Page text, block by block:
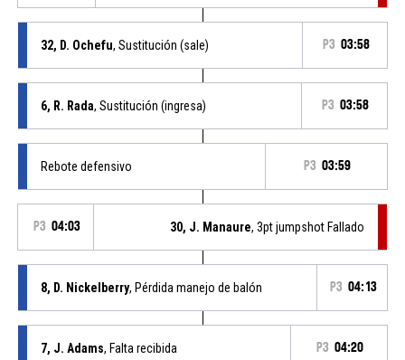
32, D. Ochefu, Sustitución (sale) P3 03:58
6, R. Rada, Sustitución (ingresa) P3 03:58
Rebote defensivo P3 03:59
P3 04:03 30, J. Manaure, 3pt jumpshot Fallado
8, D. Nickelberry, Pérdida manejo de balón P3 04:13
7, J. Adams, Falta recibida P3 04:20